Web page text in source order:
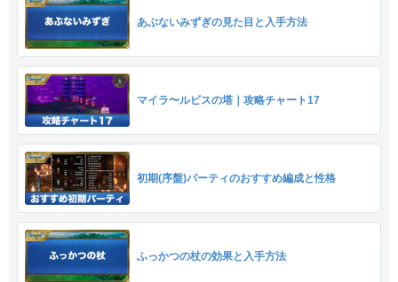
あぶないみずぎの見た目と入手方法
マイラ〜ルビスの塔｜攻略チャート17
初期(序盤)パーティのおすすめ編成と性格
ふっかつの杖の効果と入手方法